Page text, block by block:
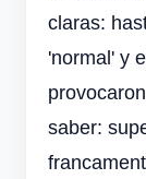
claras:
'normal' y
saber: